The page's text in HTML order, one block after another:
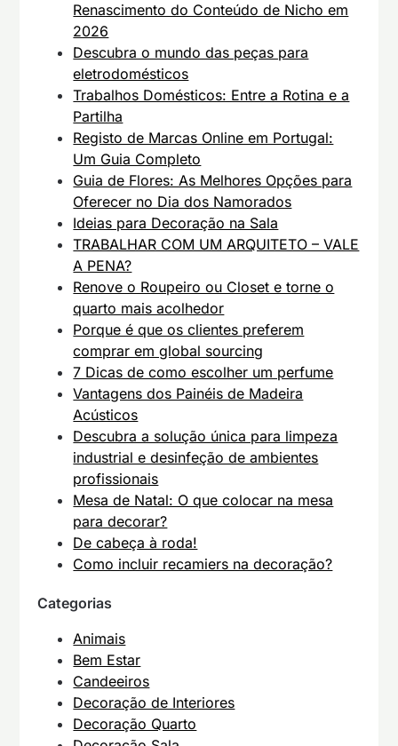
Renascimento do Conteúdo de Nicho em
2026
Descubra o mundo das peças para
eletrodomésticos
Trabalhos Domésticos: Entre a Rotina e a
Partilha
Registo de Marcas Online em Portugal:
Um Guia Completo
Guia de Flores: As Melhores Opções para
Oferecer no Dia dos Namorados
Ideias para Decoração na Sala
TRABALHAR COM UM ARQUITETO – VALE
A PENA?
Renove o Roupeiro ou Closet e torne o
quarto mais acolhedor
Porque é que os clientes preferem
comprar em global sourcing
7 Dicas de como escolher um perfume
Vantagens dos Painéis de Madeira
Acústicos
Descubra a solução única para limpeza
industrial e desinfeção de ambientes
profissionais
Mesa de Natal: O que colocar na mesa
para decorar?
De cabeça à roda!
Como incluir recamiers na decoração?
Categorias
Animais
Bem Estar
Candeeiros
Decoração de Interiores
Decoração Quarto